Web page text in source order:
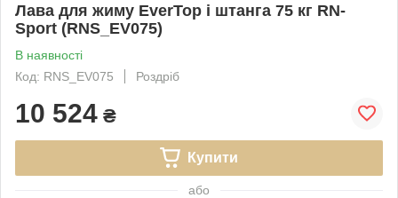
Лава для жиму EverTop і штанга 75 кг RN-
Sport (RNS_EV075)
В наявності
Код: RNS_EV075
Роздріб
10 524 ₴
Купити
або